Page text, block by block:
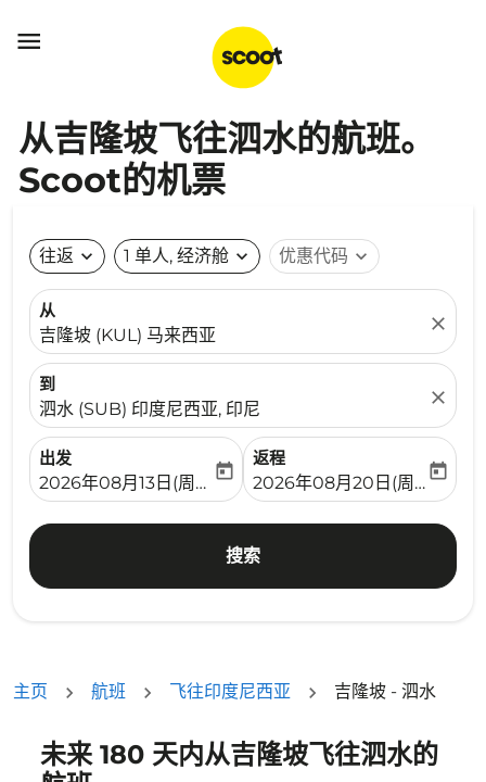

从吉隆坡飞往泗水的航班。
Scoot的机票
往返 expand_more 1 单人, 经济舱 expand_more 优惠代码 expand_more
从
吉隆坡 (KUL) 马来西亚
close
到
泗水 (SUB) 印度尼西亚, 印尼
close
出发
fc-booking-departure-date-aria-label
2026年08月13日(周四)
today
返程
fc-booking-return-date-
2026年08月20日(周四)
today
搜索
主页 航班 飞往印度尼西亚 吉隆坡 - 泗水
未来 180 天内从吉隆坡飞往泗水的
没有符合您的筛选条件的机票。请调整您的筛选条件。